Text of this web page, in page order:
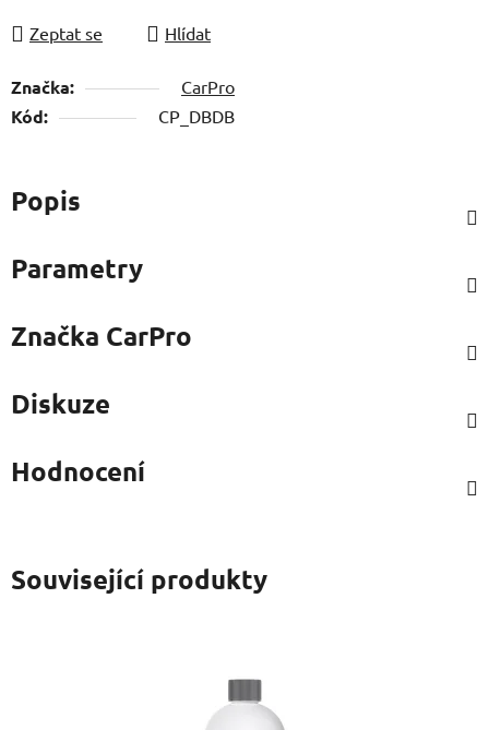
Zeptat se Hlídat
Značka: CarPro
Kód: CP_DBDB
Popis
Parametry
Značka CarPro
Diskuze
Hodnocení
Související produkty